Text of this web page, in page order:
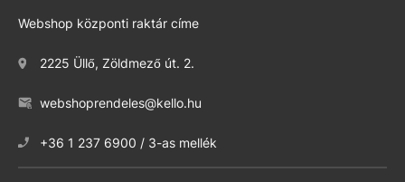
Webshop központi raktár címe
2225 Üllő, Zöldmező út. 2.
webshoprendeles@kello.hu
+36 1 237 6900 / 3-as mellék